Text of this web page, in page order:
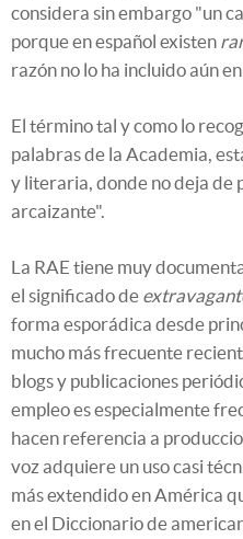
considera sin embargo "un
porque en español existen
razón no lo ha incluido aún
El término tal y como lo
palabras de la Academia,
y literaria, donde no deja de
arcaizante".
La RAE tiene muy
el significado de
forma esporádica desde
mucho más frecuente
blogs y publicaciones
empleo es especialmente
hacen referencia a
voz adquiere un uso casi
más extendido en América
en el Diccionario de